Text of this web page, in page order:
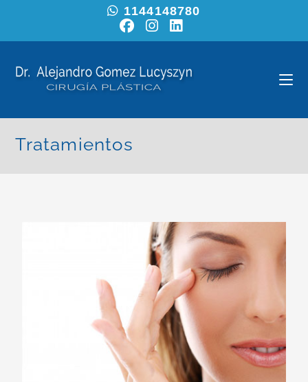
1144148780
Tratamientos